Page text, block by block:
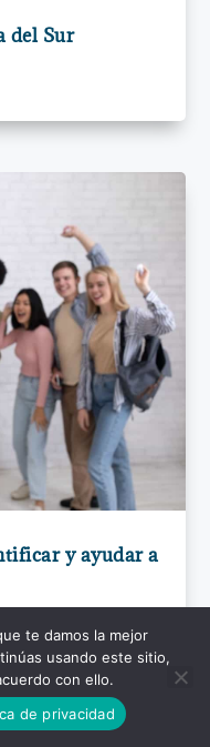
del Sur
y ayudar a
te damos la mejor
usando este sitio,
con ello.
de privacidad